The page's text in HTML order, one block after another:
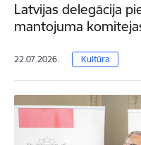
Latvijas delegācija
mantojuma
22.07.2026. Kultūra